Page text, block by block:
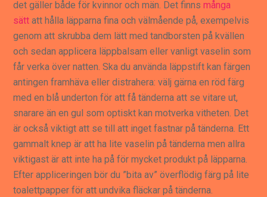
det gäller både för kvinnor och män. Det finnsmånga
sätt att hålla läpparna fina och välmående på, exempelvis
genom att skrubba dem lätt med tandborsten på kvällen
och sedan applicera läppbalsam eller vanligt vaselin som
får verka över natten. Ska du använda läppstift kan färgen
antingen framhäva eller distrahera: välj gärna en röd färg
med en blå underton för att få tänderna att se vitare ut,
snarare än en gul som optiskt kan motverka vitheten. Det
är också viktigt att se till att inget fastnar på tänderna. Ett
gammalt knep är att ha lite vaselin på tänderna men allra
viktigast är att inte ha på för mycket produkt på läpparna.
Efter appliceringen bör du ”bita av” överflödig färg på lite
toalettpapper för att undvika fläckar på tänderna.